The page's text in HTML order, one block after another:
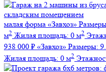
малая форма «Завхоз»
м2 Жилая площадь: 0 м2
938 000 ₽ «Завхоз» Размеры:
Жилая площадь: 0 м2